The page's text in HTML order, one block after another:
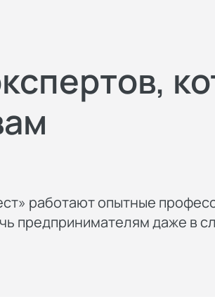
работают опытные
предпринимателям даже в